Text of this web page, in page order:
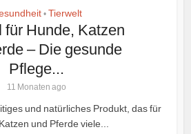
• Tierwelt
für Hunde, Katzen
– Die gesunde
Pflege...
11 Monaten ago
und natürliches Produkt, das für
und Pferde viele...